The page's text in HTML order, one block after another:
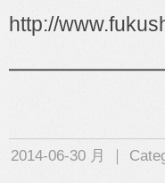
http://
2014-06-30 月 ｜